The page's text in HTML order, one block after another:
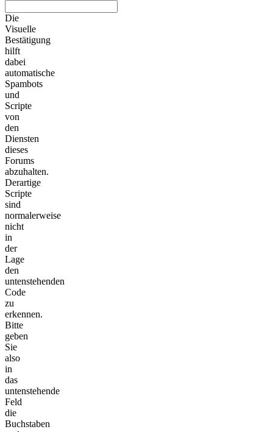
Die
Visuelle
Bestätigung
hilft
dabei
automatische
Spambots
und
Scripte
von
den
Diensten
dieses
Forums
abzuhalten.
Derartige
Scripte
sind
normalerweise
nicht
in
der
Lage
den
untenstehenden
Code
zu
erkennen.
Bitte
geben
Sie
also
in
das
untenstehende
Feld
die
Buchstaben